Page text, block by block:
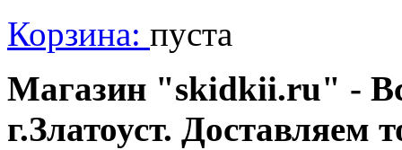
Корзина: пуста
Магазин "skidkii.ru" -
г.Златоуст.